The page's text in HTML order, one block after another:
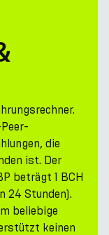
die
ist. Der
beträgt 1 BCH
24 Stunden).
beliebige
keinen